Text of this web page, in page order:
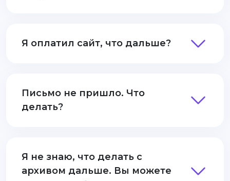
Я оплатил сайт, что дальше?
Письмо не пришло. Что
делать?
Я не знаю, что делать с
архивом дальше. Вы можете